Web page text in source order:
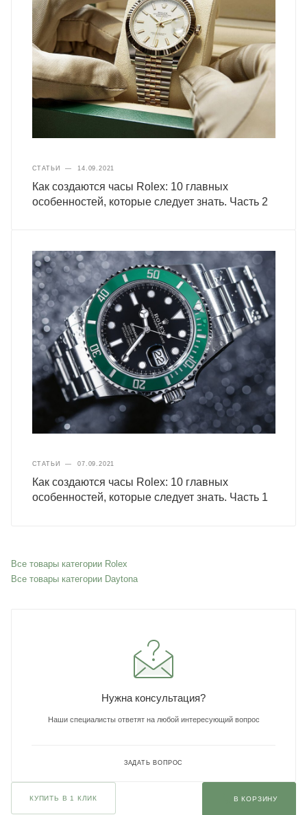
СТАТЬИ — 14.09.2021
Как создаются часы Rolex: 10 главных
особенностей, которые следует знать. Часть 2
СТАТЬИ — 07.09.2021
Как создаются часы Rolex: 10 главных
особенностей, которые следует знать. Часть 1
Все товары категории Rolex
Все товары категории Daytona
Нужна консультация?
Наши специалисты ответят на любой интересующий вопрос
ЗАДАТЬ ВОПРОС
КУПИТЬ В 1 КЛИК В КОРЗИНУ